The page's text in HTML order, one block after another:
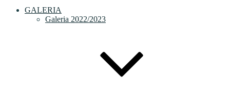
GALERIA
Galeria 2022/2023